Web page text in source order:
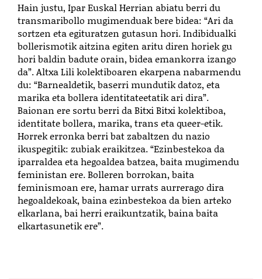
Hain justu, Ipar Euskal Herrian abiatu berri du
transmaribollo mugimenduak bere bidea: “Ari da
sortzen eta egituratzen gutasun hori. Indibidualki
bollerismotik aitzina egiten aritu diren horiek gu
hori baldin badute orain, bidea emankorra izango
da”. Altxa Lili kolektiboaren ekarpena nabarmendu
du: “Barnealdetik, baserri mundutik datoz, eta
marika eta bollera identitateetatik ari dira”.
Baionan ere sortu berri da Bitxi Bitxi kolektiboa,
identitate bollera, marika, trans eta queer-etik.
Horrek erronka berri bat zabaltzen du nazio
ikuspegitik: zubiak eraikitzea. “Ezinbestekoa da
iparraldea eta hegoaldea batzea, baita mugimendu
feministan ere. Bolleren borrokan, baita
feminismoan ere, hamar urrats aurrerago dira
hegoaldekoak, baina ezinbestekoa da bien arteko
elkarlana, bai herri eraikuntzatik, baina baita
elkartasunetik ere”.